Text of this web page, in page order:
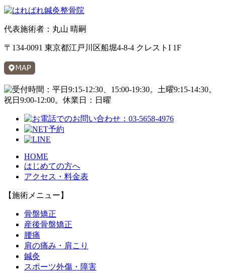
代表施術者：丸山 晴嗣
〒134-0091 東京都江戸川区船堀4-8-4 クレストI 1F
HOME
はじめての方へ
アクセス・料金表
【施術メニュー】
骨盤矯正
産後骨盤矯正
腰痛
肩の痛み・肩こり
鍼灸
スポーツ外傷・障害